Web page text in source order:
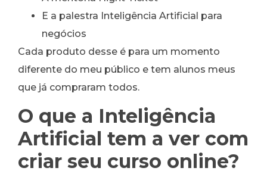
E a palestra Inteligência Artificial para
negócios
Cada produto desse é para um momento
diferente do meu público e tem alunos meus
que já compraram todos.
O que a Inteligência
Artificial tem a ver com
criar seu curso online?